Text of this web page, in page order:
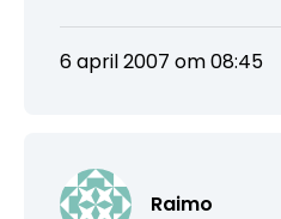
6 april 2007 om 08:45
Raimo